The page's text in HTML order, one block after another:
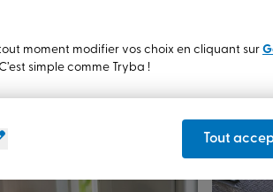
qui vous
moment modifier vos choix en cliquant sur
simple comme Tryba !
Tout